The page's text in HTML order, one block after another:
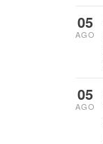
05
AGO
05
AGO